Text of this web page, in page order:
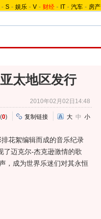
- S - 娱乐 - V - 财经 - IT - 汽车 - 房产
太地区发行
2010年02月02日14:48
(0) 复制链接 大 中 小
花絮编辑而成的音乐纪录
了迈克尔-杰克逊激情的歌
，成为世界乐迷们对其永恒